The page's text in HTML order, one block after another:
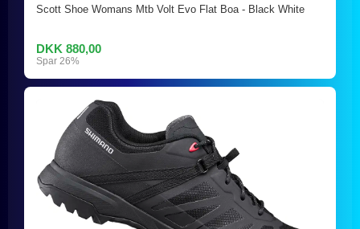
Scott Shoe Womans Mtb Volt Evo Flat Boa - Black White
DKK 880,00
Spar 26%